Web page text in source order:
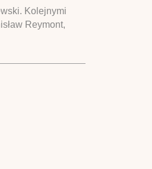
Kolejnymi
Reymont,